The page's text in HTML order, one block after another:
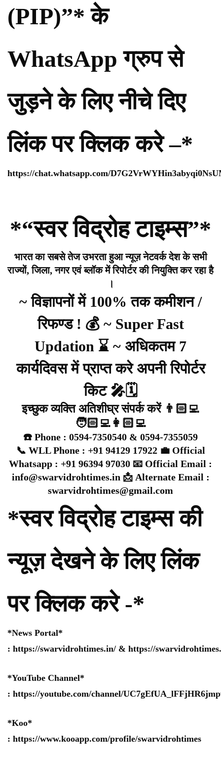
(PIP)”* के
WhatsApp ग्रुप से
जुड़ने के लिए नीचे दिए
लिंक पर क्लिक करे –*
https://chat.whatsapp.com/
*“स्वर विद्रोह टाइम्स”*
भारत का सबसे तेज उभरता हुआ न्यूज़ नेटवर्क देश के सभी
राज्यों, जिला, नगर एवं ब्लॉक में रिपोर्टर की नियुक्ति कर रहा है
।
~ विज्ञापनों में 100% तक कमीशन /
रिफण्ड ! 💰 ~ Super Fast
Updation ⌛ ~ अधिकतम 7
कार्यदिवस में प्राप्त करे अपनी रिपोर्टर
किट 🎤🗓️
इच्छुक व्यक्ति अतिशीघ्र संपर्क करें 👨🏻‍💻
🧑🏻‍💻👩🏻‍💻
☎️ Phone : 0594-7350540 & 0594-7355059
📞 WLL Phone : +91 94129 17922 💼 Official
Whatsapp : +91 96394 97030 📧 Official Email :
info@swarvidrohtimes.in 📩 Alternate Email :
swarvidrohtimes@gmail.com
*स्वर विद्रोह टाइम्स की
न्यूज़ देखने के लिए लिंक
पर क्लिक करे -*
*News Portal*
: https://swarvidrohtimes.in/ & https://
*YouTube Channel*
: https://youtube.com/channel/
*Koo*
: https://www.kooapp.com/profile/swarvidrohtimes